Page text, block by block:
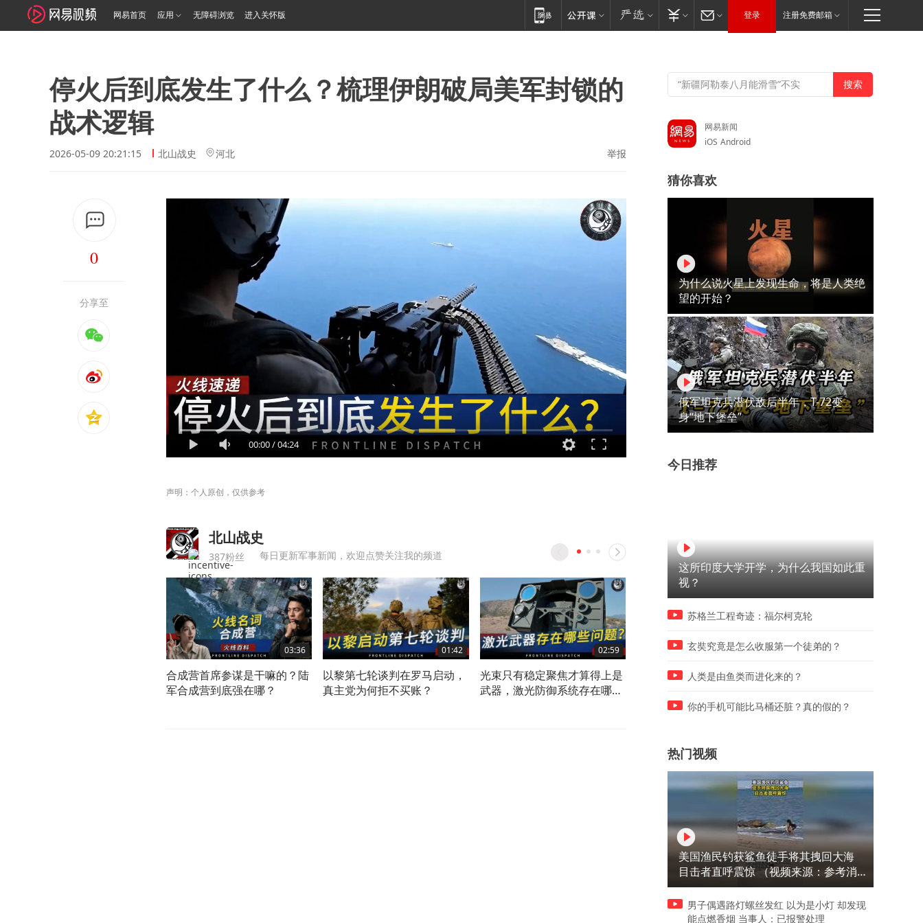
网易首页 应用 无障碍浏览 进入关怀版 登录 注册免费邮箱
停火后到底发生了什么？梳理伊朗破局美军封锁的
战术逻辑
2026-05-09 20:21:15 北山战史 河北 举报
0
分享至
00:00/04:24
声明：个人原创，仅供参考
北山战史
387粉丝 每日更新军事新闻，欢迎点赞关注我的频道
03:36
合成营首席参谋是干嘛的？陆
军合成营到底强在哪？
01:42
以黎第七轮谈判在罗马启动，
真主党为何拒不买账？
02:59
光束只有稳定聚焦才算得上是
武器，激光防御系统存在哪些
03:06
淘汰率高达77%，2026年如何
大韩航空与Archer公司合作
器！
网易新闻
iOS Android
猜你喜欢
为什么说火星上发现生命，将是人类绝
望的开始？
俄军坦克兵潜伏敌后半年，T-72变
身“地下堡垒”
今日推荐
这所印度大学开学，为什么我国如此重
视？
苏格兰工程奇迹：福尔柯克轮
玄奘究竟是怎么收服第一个徒弟的？
人类是由鱼类而进化来的？
你的手机可能比马桶还脏？真的假的？
热门视频
美国渔民钓获鲨鱼徒手将其拽回大海
目击者直呼震惊 （视频来源：参考消
息）
男子偶遇路灯螺丝发红 以为是小灯 却发现
能点燃香烟 当事人：已报警处理